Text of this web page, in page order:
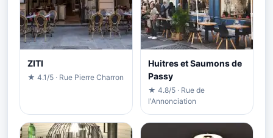
ZITI
★ 4.1/5 · Rue Pierre Charron
Huitres et Saumons de
Passy
★ 4.8/5 · Rue de
l'Annonciation